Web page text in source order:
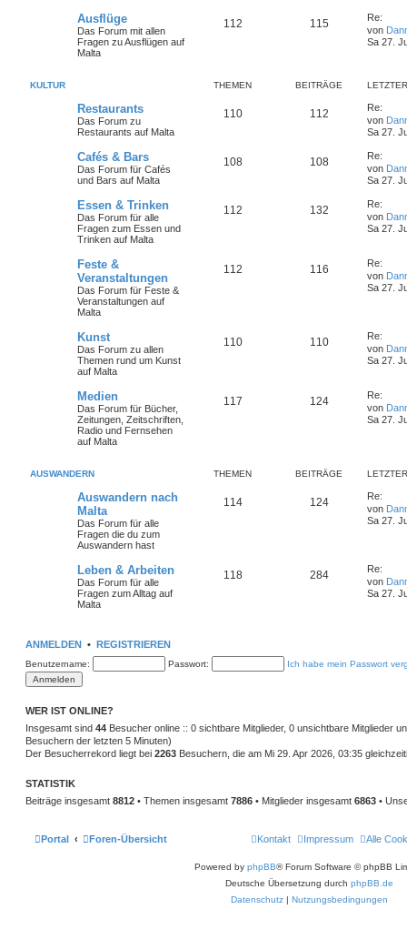
Ausflüge
Das Forum mit allen
Fragen zu Ausflügen auf
Malta
112 115
Re:
von
Sa 27.
KULTUR THEMEN BEITRÄGE
Restaurants
Das Forum zu
Restaurants auf Malta
110 112
Re:
von
Sa 27.
Cafés & Bars
Das Forum für Cafés
und Bars auf Malta
108 108
Re:
von
Sa 27.
Essen & Trinken
Das Forum für alle
Fragen zum Essen und
Trinken auf Malta
112 132
Re:
von
Sa 27.
Feste &
Veranstaltungen
Das Forum für Feste &
Veranstaltungen auf
Malta
112 116
Re:
von
Sa 27.
Kunst
Das Forum zu allen
Themen rund um Kunst
auf Malta
110 110
Re:
von
Sa 27.
Medien
Das Forum für Bücher,
Zeitungen, Zeitschriften,
Radio und Fernsehen
auf Malta
117 124
Re:
von
Sa 27.
AUSWANDERN THEMEN BEITRÄGE
Auswandern nach
Malta
Das Forum für alle
Fragen die du zum
Auswandern hast
114 124
Re:
von
Sa 27.
Leben & Arbeiten
Das Forum für alle
Fragen zum Alltag auf
Malta
118 284
Re:
von
Sa 27.
ANMELDEN • REGISTRIEREN
Benutzername: Passwort: Ich habe mein Passwort
WER IST ONLINE?
Insgesamt sind 44 Besucher online :: 0 sichtbare Mitglieder, 0 unsichtbare Mitglieder
Besuchern der letzten 5 Minuten)
Der Besucherrekord liegt bei 2263 Besuchern, die am Mi 29. Apr 2026, 03:35
STATISTIK
Beiträge insgesamt 8812 • Themen insgesamt 7886 • Mitglieder insgesamt 6863 •
Portal Foren-Übersicht Alle
Impressum
Kontakt
Powered by phpBB® Forum Software © phpBB
Deutsche Übersetzung durch phpBB.de
Datenschutz | Nutzungsbedingungen